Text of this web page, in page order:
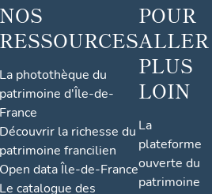
NOS
RESSOURCES
La photothèque du
patrimoine d'Île-de-
France
Découvrir la richesse du
patrimoine francilien
Open data Île-de-France
Le catalogue des
POUR
ALLER
PLUS
LOIN
La
plateforme
ouverte du
patrimoine